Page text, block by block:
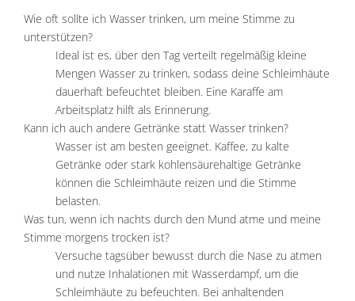
Wie oft sollte ich Wasser trinken, um meine Stimme zu
unterstützen?
Ideal ist es, über den Tag verteilt regelmäßig kleine
Mengen Wasser zu trinken, sodass deine Schleimhäute
dauerhaft befeuchtet bleiben. Eine Karaffe am
Arbeitsplatz hilft als Erinnerung.
Kann ich auch andere Getränke statt Wasser trinken?
Wasser ist am besten geeignet. Kaffee, zu kalte
Getränke oder stark kohlensäurehaltige Getränke
können die Schleimhäute reizen und die Stimme
belasten.
Was tun, wenn ich nachts durch den Mund atme und meine
Stimme morgens trocken ist?
Versuche tagsüber bewusst durch die Nase zu atmen
und nutze Inhalationen mit Wasserdampf, um die
Schleimhäute zu befeuchten. Bei anhaltenden